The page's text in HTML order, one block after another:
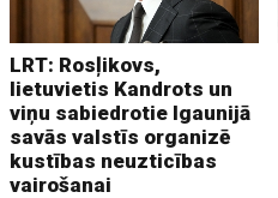
LRT: Rosļikovs,
lietuvietis Kandrots un
viņu sabiedrotie Igaunijā
savās valstīs organizē
kustības neuzticības
vairošanai